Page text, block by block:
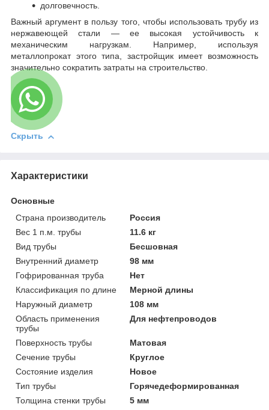
долговечность.
Важный аргумент в пользу того, чтобы использовать трубу из
нержавеющей стали — ее высокая устойчивость к
механическим нагрузкам. Например, используя
металлопрокат этого типа, застройщик имеет возможность
значительно сократить затраты на строительство.
Скрыть
Характеристики
Основные
Страна производитель
Россия
Вес 1 п.м. трубы
11.6 кг
Вид трубы
Бесшовная
Внутренний диаметр
98 мм
Гофрированная труба
Нет
Классификация по длине
Мерной длины
Наружный диаметр
108 мм
Область применения
трубы
Для нефтепроводов
Поверхность трубы
Матовая
Сечение трубы
Круглое
Состояние изделия
Новое
Тип трубы
Горячедеформированная
Толщина стенки трубы
5 мм